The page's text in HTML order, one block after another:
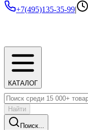
+7(495)135-35-99|
КАТАЛОГ
Найти
Поиск...